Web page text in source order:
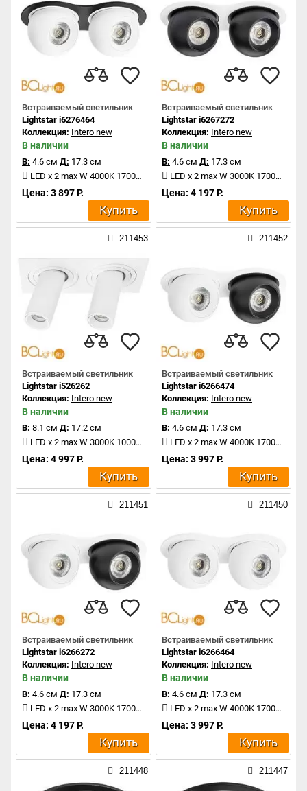
Встраиваемый светильник
Lightstar i6276464
Коллекция: Intero new
В наличии
В: 4.6 см Д: 17.3 см
LED x 2 max W 4000K 1700Lm
Цена: 3 897 Р.
Купить
Встраиваемый светильник
Lightstar i6267272
Коллекция: Intero new
В наличии
В: 4.6 см Д: 17.3 см
LED x 2 max W 3000K 1700Lm
Цена: 4 197 Р.
Купить
211453
Встраиваемый светильник
Lightstar i526262
Коллекция: Intero new
В наличии
В: 8.1 см Д: 17.2 см
LED x 2 max W 3000K 1000Lm
Цена: 4 997 Р.
Купить
211452
Встраиваемый светильник
Lightstar i6266474
Коллекция: Intero new
В наличии
В: 4.6 см Д: 17.3 см
LED x 2 max W 4000K 1700Lm
Цена: 3 997 Р.
Купить
211451
Встраиваемый светильник
Lightstar i6266272
Коллекция: Intero new
В наличии
В: 4.6 см Д: 17.3 см
LED x 2 max W 3000K 1700Lm
Цена: 4 197 Р.
Купить
211450
Встраиваемый светильник
Lightstar i6266464
Коллекция: Intero new
В наличии
В: 4.6 см Д: 17.3 см
LED x 2 max W 4000K 1700Lm
Цена: 3 997 Р.
Купить
211448 211447